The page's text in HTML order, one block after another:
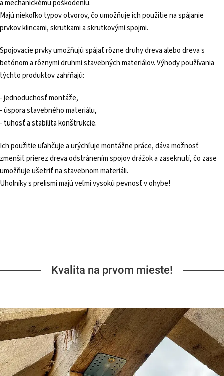
a mechanickému poškodeniu.
Majú niekoľko typov otvorov, čo umožňuje ich použitie na spájanie
prvkov klincami, skrutkami a skrutkovými spojmi.
Spojovacie prvky umožňujú spájať rôzne druhy dreva alebo dreva s
betónom a rôznymi druhmi stavebných materiálov. Výhody používania
týchto produktov zahŕňajú:
- jednoduchosť montáže,
- úspora stavebného materiálu,
- tuhosť a stabilita konštrukcie.
Ich použitie uľahčuje a urýchľuje montážne práce, dáva možnosť
zmenšiť prierez dreva odstránením spojov drážok a zaseknutí, čo zase
umožňuje ušetriť na stavebnom materiáli.
Uholníky s prelismi majú veľmi vysokú pevnosť v ohybe!
Kvalita na prvom mieste!